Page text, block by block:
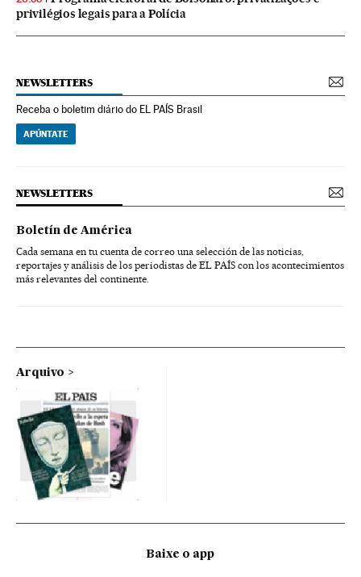
privilégios legais para a Polícia
NEWSLETTERS
Receba o boletim diário do EL PAÍS Brasil
APÚNTATE
NEWSLETTERS
Boletín de América
Cada semana en tu cuenta de correo una selección de las noticias,
reportajes y análisis de los periodistas de EL PAÍS con los acontecimientos
más relevantes del continente.
Arquivo
Baixe o app